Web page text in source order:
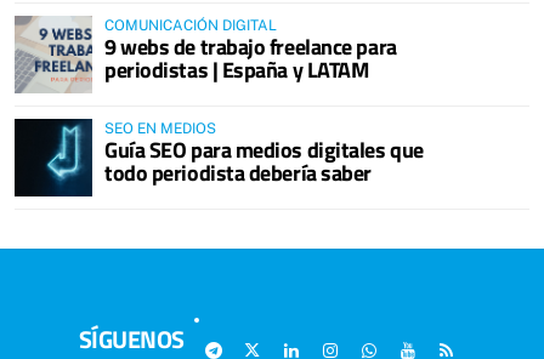
COMUNICACIÓN DIGITAL
9 webs de trabajo freelance para
periodistas | España y LATAM
SEO EN MEDIOS
Guía SEO para medios digitales que
todo periodista debería saber
SÍGUENOS